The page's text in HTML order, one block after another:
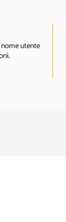
utente